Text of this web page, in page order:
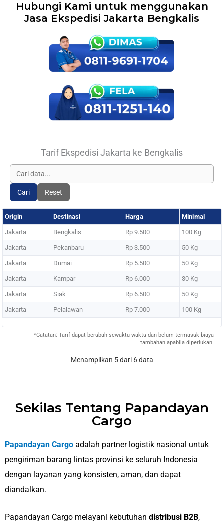
Hubungi Kami untuk menggunakan
Jasa Ekspedisi Jakarta Bengkalis
Tarif Ekspedisi Jakarta ke Bengkalis
Cari Reset
Origin Destinasi Harga Minimal
Jakarta Bengkalis Rp 9.500 100 Kg
Jakarta Pekanbaru Rp 3.500 50 Kg
Jakarta Dumai Rp 5.500 50 Kg
Jakarta Kampar Rp 6.000 30 Kg
Jakarta Siak Rp 6.500 50 Kg
Jakarta Pelalawan Rp 7.000 100 Kg
*Catatan: Tarif dapat berubah sewaktu-waktu dan belum termasuk biaya
tambahan apabila diperlukan.
Menampilkan 5 dari 6 data
Sekilas Tentang Papandayan
Cargo
Papandayan Cargo adalah partner logistik nasional untuk
pengiriman barang lintas provinsi ke seluruh Indonesia
dengan layanan yang konsisten, aman, dan dapat
diandalkan.
Papandayan Cargo melayani kebutuhan distribusi B2B,